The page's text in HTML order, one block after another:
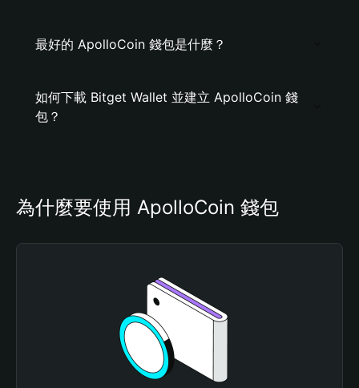
最好的 ApolloCoin 錢包是什麼？
如何下載 Bitget Wallet 並建立 ApolloCoin 錢
包？
為什麼要使用 ApolloCoin 錢包